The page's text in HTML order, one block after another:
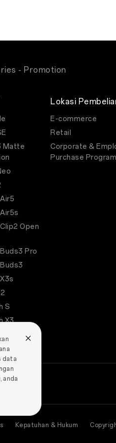
data
anda
Promosi & Transaksi:
Berlaku 1 (satu) kali transaksi untuk 1 pengguna / 1 UserID
- Promotion
Matte
Open
Pro
S
X3
X2
Lokasi
E-commerce
Retail
Corporate &
Purchase Program
Kepatuhan & Hukum